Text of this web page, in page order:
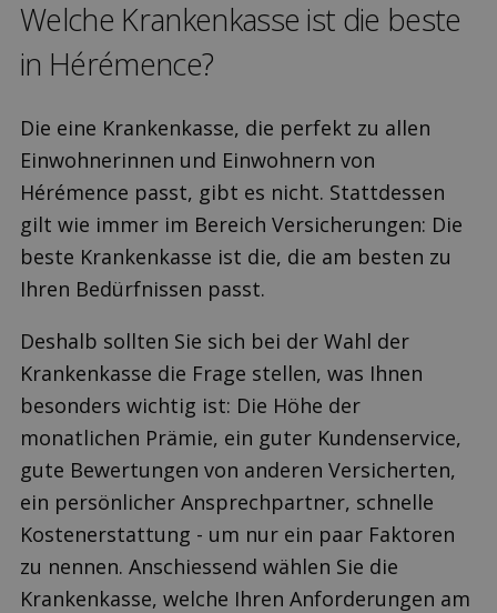
Welche Kranken­kasse ist die beste
in Hérémence?
Die eine Krankenkasse, die perfekt zu allen
Einwohnerinnen und Einwohnern von
Hérémence passt, gibt es nicht. Stattdessen
gilt wie immer im Bereich Versicherungen: Die
beste Krankenkasse ist die, die am besten zu
Ihren Bedürfnissen passt.
Deshalb sollten Sie sich bei der Wahl der
Krankenkasse die Frage stellen, was Ihnen
besonders wichtig ist: Die Höhe der
monatlichen Prämie, ein guter Kundenservice,
gute Bewertungen von anderen Versicherten,
ein persönlicher Ansprechpartner, schnelle
Kostenerstattung - um nur ein paar Faktoren
zu nennen. Anschiessend wählen Sie die
Krankenkasse, welche Ihren Anforderungen am